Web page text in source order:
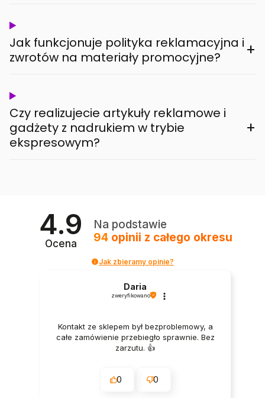
Jak funkcjonuje polityka reklamacyjna i
zwrotów na materiały promocyjne?
+
Czy realizujecie artykuły reklamowe i
gadżety z nadrukiem w trybie
ekspresowym?
+
4.9
Ocena
Na podstawie
94 opinii z całego okresu
Jak zbieramy opinie?
Daria
zweryfikowano
Kontakt ze sklepem był bezproblemowy, a
całe zamówienie przebiegło sprawnie. Bez
zarzutu. 👍️
0 0